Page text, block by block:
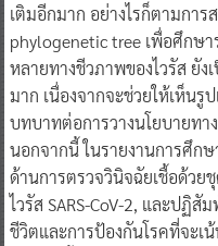
เติมอีกมาก อย่างไรก็ตามกา
phylogenetic tree เพื่อศึกษ
หลายทางชีวภาพของไวรัส ยัง
มาก เนื่องจากจะช่วยให้เห็นรู
บทบาทต่อการวางนโยบายทา
นอกจากนี้ ในรายงานการศึก
ด้านการตรวจวินิจฉัยเชื้อด้ว
ไวรัส SARS-CoV-2, และปฏิสั
ชีวิตและการป้องกันโรคที่จะ